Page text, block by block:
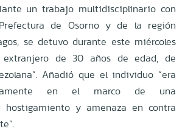
un trabajo multidisciplinario con
de Osorno y de la región
se detuvo durante este miércoles
de 30 años de edad, de
Añadió que el individuo “era
en el marco de una
hostigamiento y amenaza en contra